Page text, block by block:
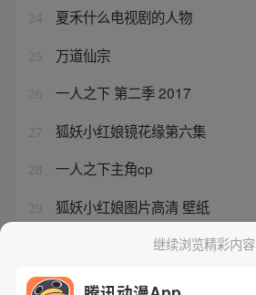
24 夏禾什么电视剧的人物
25 万道仙宗
26 一人之下 第二季 2017
27 狐妖小红娘镜花缘第六集
28 一人之下主角cp
29 狐妖小红娘图片高清 壁纸
一人之下手游异人怎么得继续浏览精彩内容